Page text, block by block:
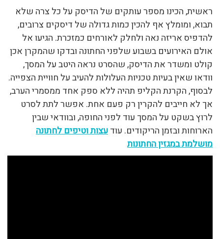
ראשית, הכינו מספר עותקים של הדיסק על כל צרה שלא
תבוא, ומומלץ אף להכין כמות גדולה של דיסקים צרובים,
להדפיס אריזה נאה ולחלק לאורחים כמזכרת. הגיעו אל
אולם האירועים בשבוע שלפני החתונה ובדקו שהמקרן אכן
קולט ומשדר את הדיסק, שהסרט נראה היטב על המסך,
וודאו שאין בעיות טכניות העלולות להעיב על חוויית הצפייה.
לבסוף, הקרנת הקליפ תהיה ללא ספק אחד ממסמרי הערב,
אך לא חייבים להקרין רק פעם אחת. אפשר לתת לסרט
לרוץ בשקט על המסך עוד לפני החופה, ובוודאי שבין
הארוחות ובזמן הריקודים. עודעצות וטיפים לחתונה
מושלמת במגזין החתונות